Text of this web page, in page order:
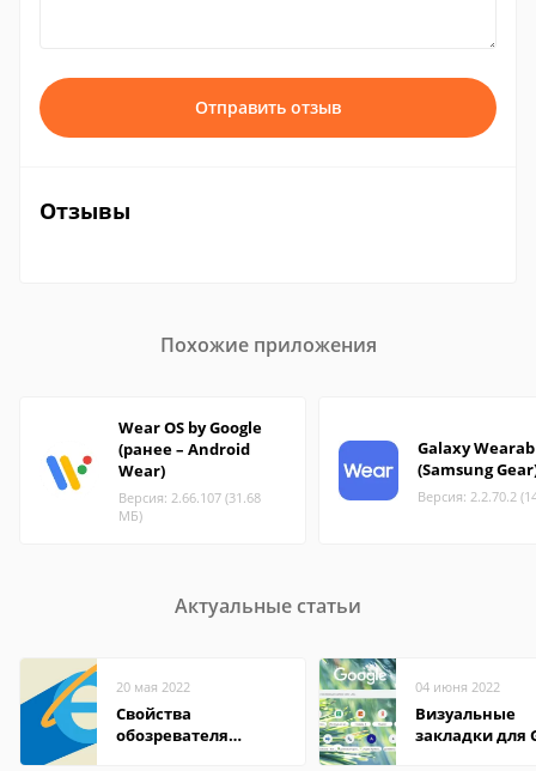
Отправить отзыв
Отзывы
Похожие приложения
Wear OS by Google
(ранее – Android
Wear)
Версия: 2.66.107 (31.68
МБ)
Galaxy
(Samsung
Версия: 2.2.70.2
Актуальные статьи
20 мая 2022
Свойства
обозревателя
04 июня 2022
Визуальные
закладки для